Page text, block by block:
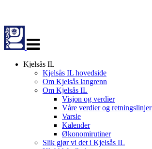
navigasjon
Kjelsås IL
Kjelsås IL hovedside
Om Kjelsås langrenn
Om Kjelsås IL
Visjon og verdier
Våre verdier og retningslinjer
Varsle
Kalender
Økonomirutiner
Slik gjør vi det i Kjelsås IL